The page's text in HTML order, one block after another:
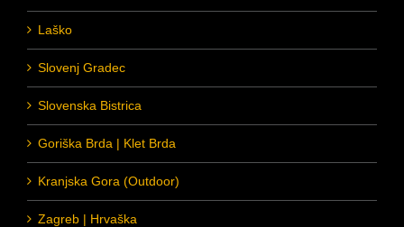
Laško
Slovenj Gradec
Slovenska Bistrica
Goriška Brda | Klet Brda
Kranjska Gora (Outdoor)
Zagreb | Hrvaška